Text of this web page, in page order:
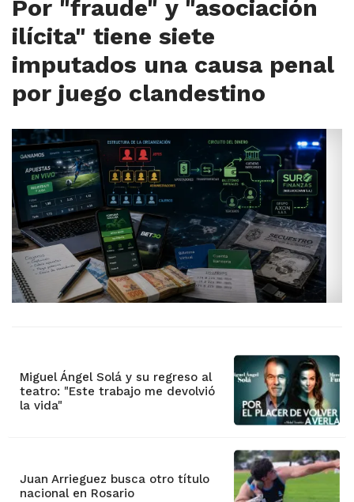
Por "fraude" y "asociación
ilícita" tiene siete
imputados una causa penal
por juego clandestino
Miguel Ángel Solá y su regreso al
teatro: "Este trabajo me devolvió
la vida"
Juan Arrieguez busca otro título
nacional en Rosario